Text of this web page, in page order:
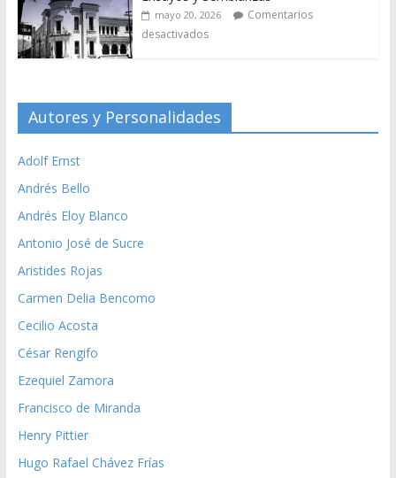
mayo 20, 2026
Comentarios
desactivados
Autores y Personalidades
Adolf Ernst
Andrés Bello
Andrés Eloy Blanco
Antonio José de Sucre
Aristides Rojas
Carmen Delia Bencomo
Cecilio Acosta
César Rengifo
Ezequiel Zamora
Francisco de Miranda
Henry Pittier
Hugo Rafael Chávez Frías